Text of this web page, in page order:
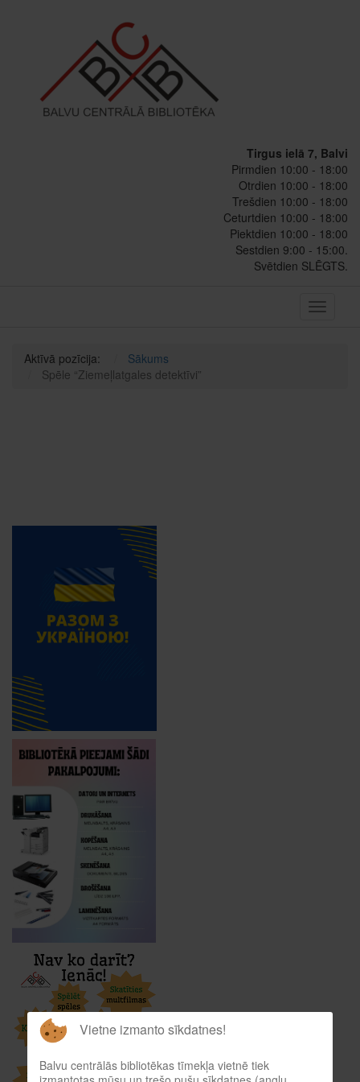
Tirgus ielā 7, Balvi
Pirmdien 10:00 - 18:00
Otrdien 10:00 - 18:00
Trešdien 10:00 - 18:00
Ceturtdien 10:00 - 18:00
Piektdien 10:00 - 18:00
Sestdien 9:00 - 15:00.
Svētdien SLĒGTS.
Toggle
Aktīvā pozīcija:
Sākums
Spēle “Ziemeļlatgales detektīvi”
Vietne izmanto sīkdatnes!
Balvu centrālās bibliotēkas tīmekļa vietnē tiek